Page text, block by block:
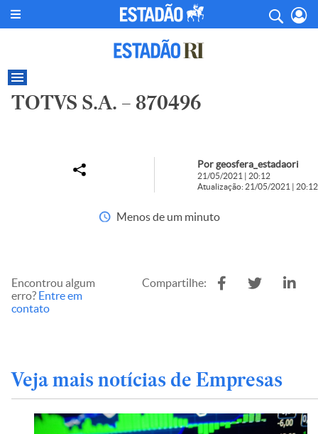
TOTVS S.A. – 870496
Por geosfera_estadaori
21/05/2021 | 20:12
Atualização: 21/05/2021 | 20:12
Menos de um minuto
Encontrou algum
erro? Entre em
contato
Compartilhe:
Veja mais notícias de Empresas